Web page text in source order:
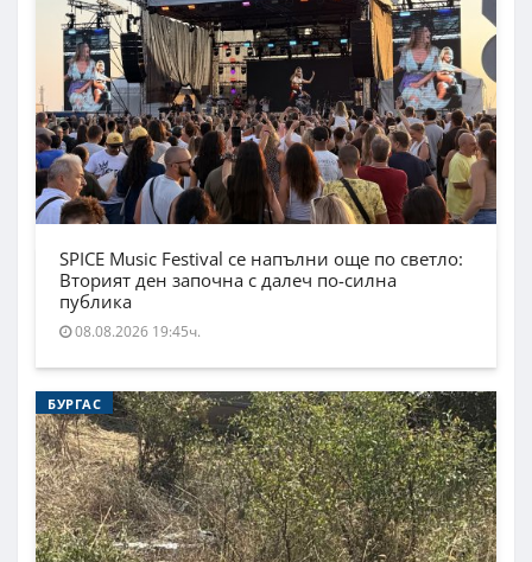
SPICE Music Festival се напълни още по светло:
Вторият ден започна с далеч по-силна
публика
08.08.2026 19:45ч.
БУРГАС